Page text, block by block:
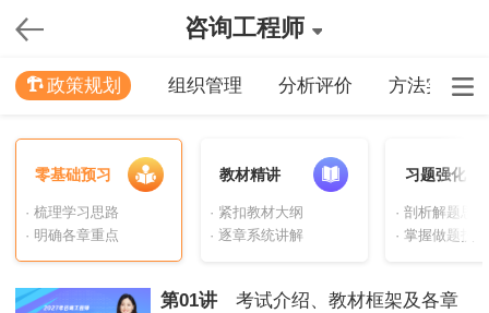
咨询工程师
政策规划 组织管理 分析评价 方法实务
零基础预习
· 梳理学习思路
· 明确各章重点
教材精讲
· 紧扣教材大纲
· 逐章系统讲解
习题强化
· 剖析解题思路
· 掌握做题技巧
第01讲
考试介绍、教材框架及各章